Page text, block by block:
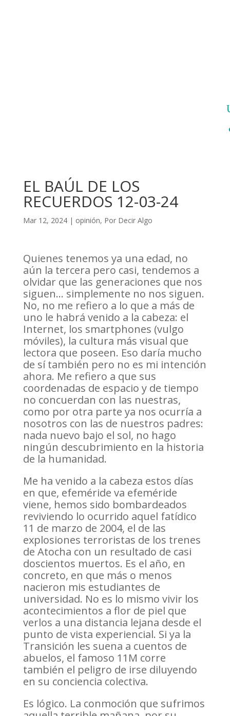
EL BAÚL DE LOS
RECUERDOS 12-03-24
Mar 12, 2024| opinión, Por Decir Algo
Quienes tenemos ya una edad, no
aún la tercera pero casi, tendemos a
olvidar que las generaciones que nos
siguen… simplemente no nos siguen.
No, no me refiero a lo que a más de
uno le habrá venido a la cabeza: el
Internet, los smartphones (vulgo
móviles), la cultura más visual que
lectora que poseen. Eso daría mucho
de sí también pero no es mi intención
ahora. Me refiero a que sus
coordenadas de espacio y de tiempo
no concuerdan con las nuestras,
como por otra parte ya nos ocurría a
nosotros con las de nuestros padres:
nada nuevo bajo el sol, no hago
ningún descubrimiento en la historia
de la humanidad.
Me ha venido a la cabeza estos días
en que, efeméride va efeméride
viene, hemos sido bombardeados
reviviendo lo ocurrido aquel fatídico
11 de marzo de 2004, el de las
explosiones terroristas de los trenes
de Atocha con un resultado de casi
doscientos muertos. Es el año, en
concreto, en que más o menos
nacieron mis estudiantes de
universidad. No es lo mismo vivir los
acontecimientos a flor de piel que
verlos a una distancia lejana desde el
punto de vista experiencial. Si ya la
Transición les suena a cuentos de
abuelos, el famoso 11M corre
también el peligro de irse diluyendo
en su conciencia colectiva.
Es lógico. La conmoción que sufrimos